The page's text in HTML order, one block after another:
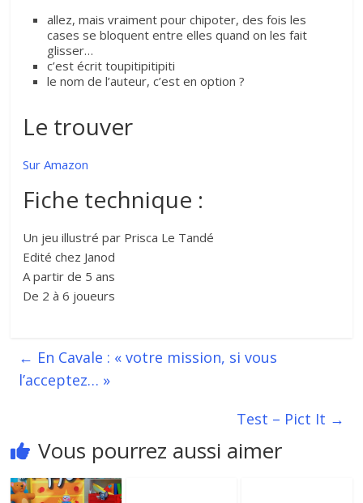
allez, mais vraiment pour chipoter, des fois les
cases se bloquent entre elles quand on les fait
glisser…
c’est écrit toupitipitipiti
le nom de l’auteur, c’est en option ?
Le trouver
Sur Amazon
Fiche technique :
Un jeu illustré par Prisca Le Tandé
Edité chez Janod
A partir de 5 ans
De 2 à 6 joueurs
← En Cavale : « votre mission, si vous
l’acceptez… »
Test – Pict It →
Vous pourrez aussi aimer